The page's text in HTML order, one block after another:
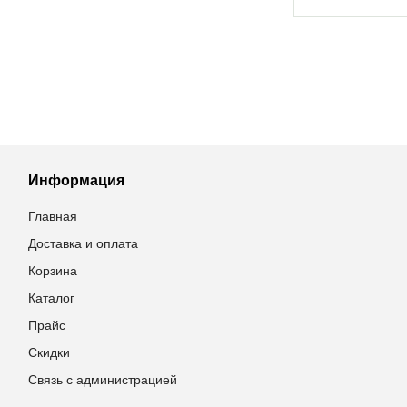
Информация
Главная
Доставка и оплата
Корзина
Каталог
Прайс
Скидки
Связь с администрацией